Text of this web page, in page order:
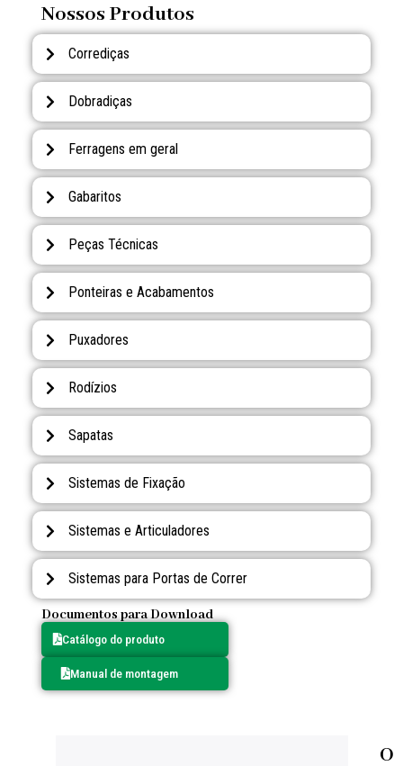
Nossos Produtos
Corrediças
Dobradiças
Ferragens em geral
Gabaritos
Peças Técnicas
Ponteiras e Acabamentos
Puxadores
Rodízios
Sapatas
Sistemas de Fixação
Sistemas e Articuladores
Sistemas para Portas de Correr
Documentos para Download
Catálogo do produto
Manual de montagem